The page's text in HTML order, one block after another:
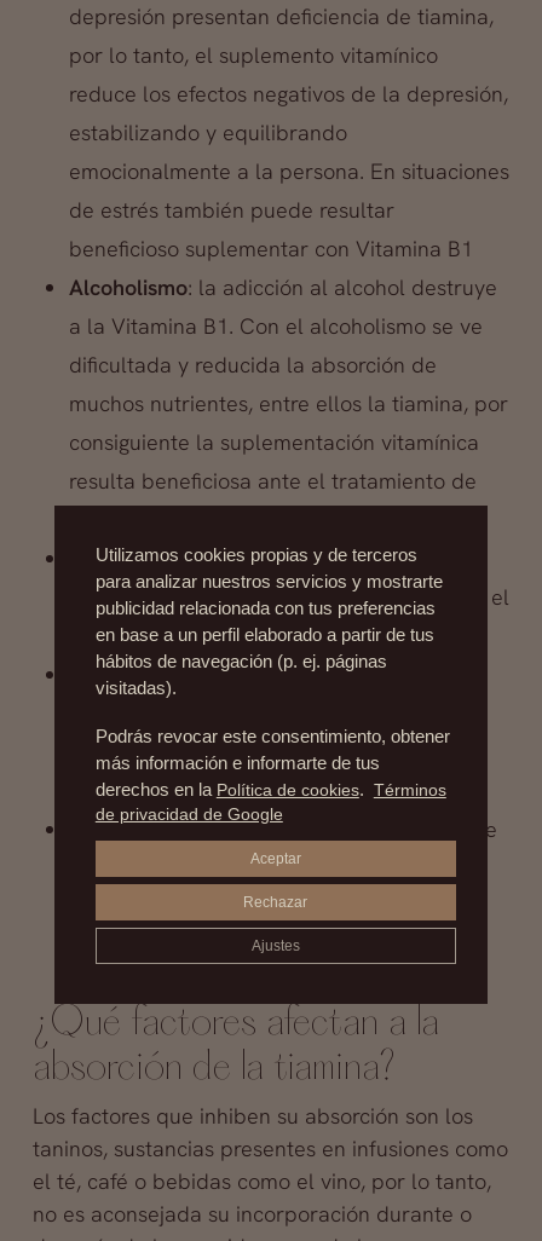
depresión presentan deficiencia de tiamina,
por lo tanto, el suplemento vitamínico
reduce los efectos negativos de la depresión,
estabilizando y equilibrando
emocionalmente a la persona. En situaciones
de estrés también puede resultar
beneficioso suplementar con Vitamina B1
Alcoholismo: la adicción al alcohol destruye
a la Vitamina B1. Con el alcoholismo se ve
dificultada y reducida la absorción de
muchos nutrientes, entre ellos la tiamina, por
consiguiente la suplementación vitamínica
resulta beneficiosa ante el tratamiento de
Acidez estomacal: la tiamina reduce los
niveles de ácidos gástricos segregados por el
estómago.
Cuando se padece deenfermedades
administración de tiamina proporciona
resultados positivos.
Durante momentos especiales en la vida de
la mujer, como ser el embarazo o la
lactancia, la suplementación con tiamina
suele ser necesaria.
¿Qué factores afectan a la
absorción de la tiamina?
Los factores que inhiben su absorción son los
taninos, sustancias presentes en infusiones como
el té, café o bebidas como el vino, por lo tanto,
no es aconsejada su incorporación durante o
Utilizamos cookies propias y de terceros
para analizar nuestros servicios y mostrarte
publicidad relacionada con tus preferencias
en base a un perfil elaborado a partir de tus
hábitos de navegación (p. ej. páginas
visitadas).
Podrás revocar este consentimiento, obtener
más información e informarte de tus
derechos en la Política de cookies. Términos
de privacidad de Google
Aceptar
Rechazar
Ajustes